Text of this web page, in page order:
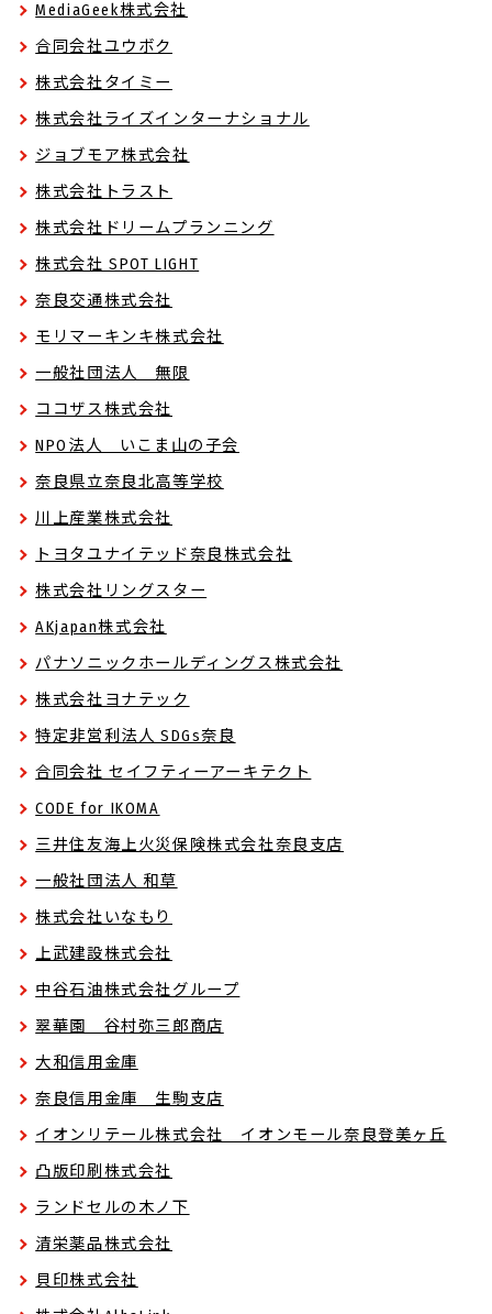
MediaGeek株式会社
合同会社ユウボク
株式会社タイミー
株式会社ライズインターナショナル
ジョブモア株式会社
株式会社トラスト
株式会社ドリームプランニング
株式会社 SPOT LIGHT
奈良交通株式会社
モリマーキンキ株式会社
一般社団法人 無限
ココザス株式会社
NPO法人 いこま山の子会
奈良県立奈良北高等学校
川上産業株式会社
トヨタユナイテッド奈良株式会社
株式会社リングスター
AKjapan株式会社
パナソニックホールディングス株式会社
株式会社ヨナテック
特定非営利法人 SDGs奈良
合同会社 セイフティーアーキテクト
CODE for IKOMA
三井住友海上火災保険株式会社奈良支店
一般社団法人 和草
株式会社いなもり
上武建設株式会社
中谷石油株式会社グループ
翠華園 谷村弥三郎商店
大和信用金庫
奈良信用金庫 生駒支店
イオンリテール株式会社 イオンモール奈良登美ヶ丘
凸版印刷株式会社
ランドセルの木ノ下
清栄薬品株式会社
貝印株式会社